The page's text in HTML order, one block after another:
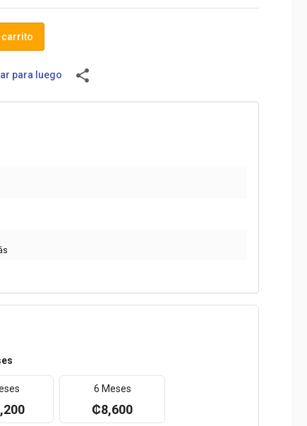
carrito
para luego share
6 Meses
₡8,600